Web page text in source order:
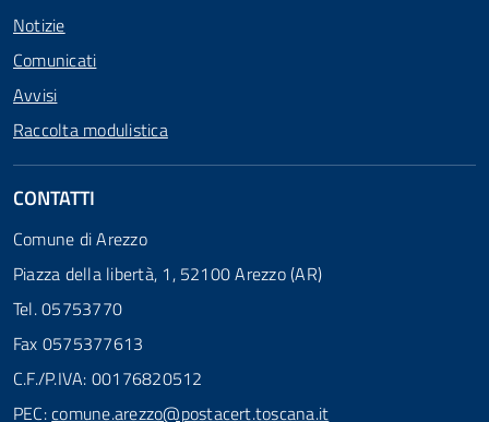
Notizie
Comunicati
Avvisi
Raccolta modulistica
CONTATTI
Comune di Arezzo
Piazza della libertà, 1, 52100 Arezzo (AR)
Tel. 05753770
Fax 0575377613
C.F./P.IVA: 00176820512
PEC:comune.arezzo@postacert.toscana.it